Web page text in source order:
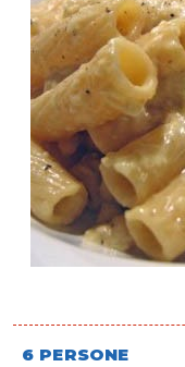
6 PERSONE